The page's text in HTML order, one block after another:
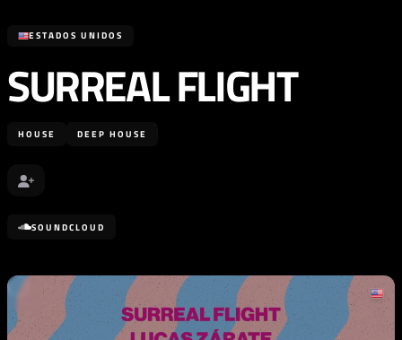
ESTADOS UNIDOS
SURREAL FLIGHT
HOUSE DEEP HOUSE
SOUNDCLOUD